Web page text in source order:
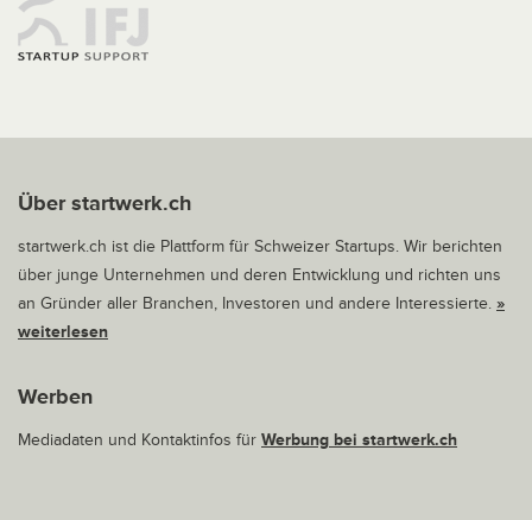
Über startwerk.ch
startwerk.ch ist die Plattform für Schweizer Startups. Wir berichten
über junge Unternehmen und deren Entwicklung und richten uns
an Gründer aller Branchen, Investoren und andere Interessierte. »
weiterlesen
Werben
Mediadaten und Kontaktinfos für Werbung bei startwerk.ch